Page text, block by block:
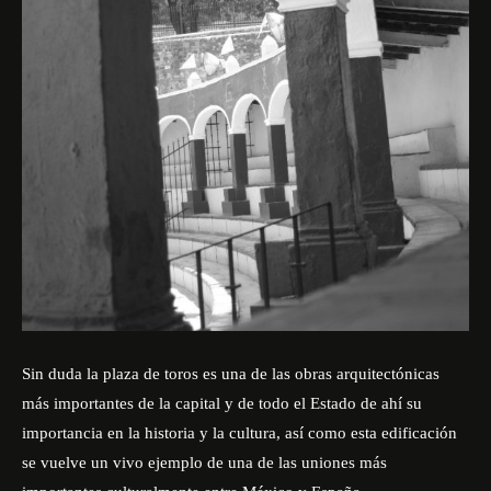
Sin duda la plaza de toros es una de las obras arquitectónicas
más importantes de la capital y de todo el Estado de ahí su
importancia en la historia y la cultura, así como esta edificación
se vuelve un vivo ejemplo de una de las uniones más